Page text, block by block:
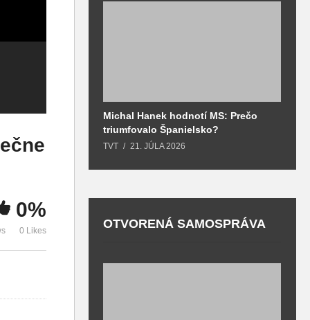
Mapa Malej Fatry
aktualizácie
v ktorej teplickí
hasiči trávia dni a
noci je konečne
dôstojným a
0%
0 Likes
Michal Hanek hodnotí MS: Prečo
triumfovalo Španielsko?
TVT 21. JÚLA 2026
OTVORENÁ SAMOSPRÁVA